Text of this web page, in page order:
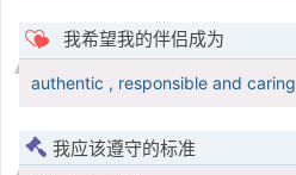
我希望我的伴侣成为
authentic , responsible and caring
我应该遵守的标准